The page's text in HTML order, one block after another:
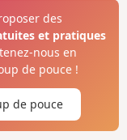
des
et pratiques
nous en
de pouce !
de pouce